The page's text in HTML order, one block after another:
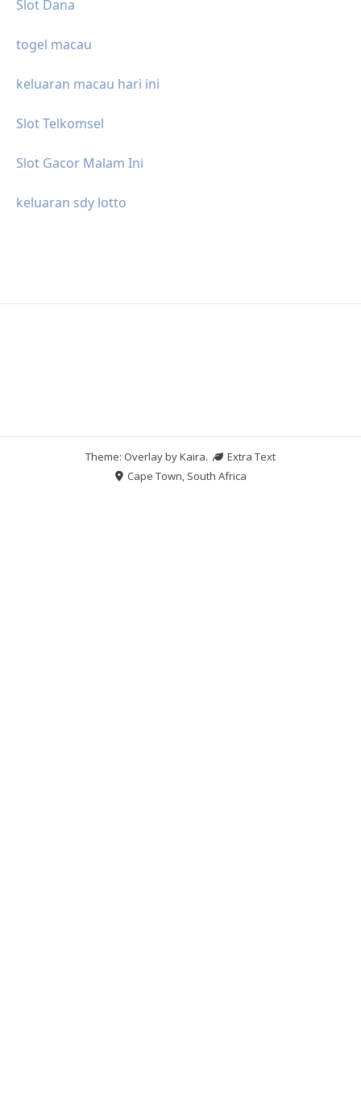
Slot Dana
togel macau
keluaran macau hari ini
Slot Telkomsel
Slot Gacor Malam Ini
keluaran sdy lotto
Theme: Overlay byKaira.
Extra Text
Cape Town, South Africa